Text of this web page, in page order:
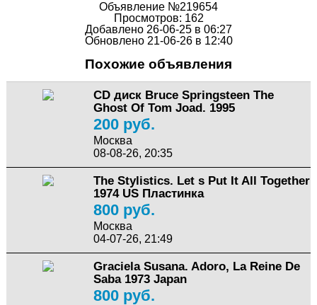
Объявление №219654
Просмотров: 162
Добавлено 26-06-25 в 06:27
Обновлено 21-06-26 в 12:40
Похожие объявления
CD диск Bruce Springsteen The
Ghost Of Tom Joad. 1995
200 руб.
Москва
08-08-26, 20:35
The Stylistics. Let s Put It All Together
1974 US Пластинка
800 руб.
Москва
04-07-26, 21:49
Graciela Susana. Adoro, La Reine De
Saba 1973 Japan
800 руб.